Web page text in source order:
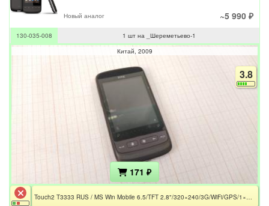
Новый аналог ~5 990 ₽
130-035-008
1 шт на _Шереметьево-1
Китай 2009
3.8
171 ₽
Touch2 T3333 RUS / MS Win Mobile 6.5/TFT 2.8"/320×240/3G/WiFi/GPS/1×Core 528 MHz/Adreno 200/3.2 MP/SD/1100mAh / Без АКБ